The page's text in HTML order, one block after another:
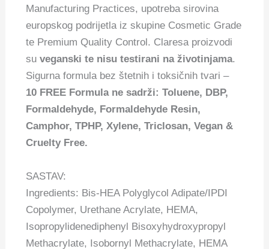
Manufacturing Practices, upotreba sirovina
europskog podrijetla iz skupine Cosmetic Grade
te Premium Quality Control. Claresa proizvodi
suveganski te nisu testirani na životinjama.
Sigurna formula bez štetnih i toksičnih tvari –
10 FREE Formula ne sadrži: Toluene, DBP,
Formaldehyde, Formaldehyde Resin,
Camphor, TPHP, Xylene, Triclosan, Vegan &
Cruelty Free.
SASTAV:
Ingredients: Bis-HEA Polyglycol Adipate/IPDI
Copolymer, Urethane Acrylate, HEMA,
Isopropylidenediphenyl Bisoxyhydroxypropyl
Methacrylate, Isobornyl Methacrylate, HEMA